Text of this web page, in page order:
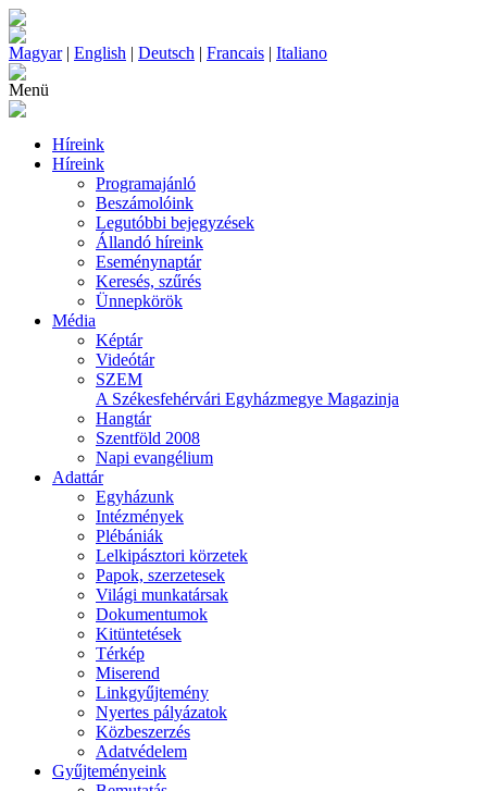
Magyar| English | Deutsch | Francais | Italiano
Menü
Híreink
Híreink
Programajánló
Beszámolóink
Legutóbbi bejegyzések
Állandó híreink
Eseménynaptár
Keresés, szűrés
Ünnepkörök
Média
Képtár
Videótár
SZEM
A Székesfehérvári Egyházmegye Magazinja
Hangtár
Szentföld 2008
Napi evangélium
Adattár
Egyházunk
Intézmények
Plébániák
Lelkipásztori körzetek
Papok, szerzetesek
Világi munkatársak
Dokumentumok
Kitüntetések
Térkép
Miserend
Linkgyűjtemény
Nyertes pályázatok
Közbeszerzés
Adatvédelem
Gyűjteményeink